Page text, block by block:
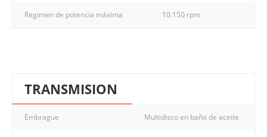
Regimen de potencia máxima 10.150 rpm
TRANSMISION
Embrague Multidisco en baño de aceite